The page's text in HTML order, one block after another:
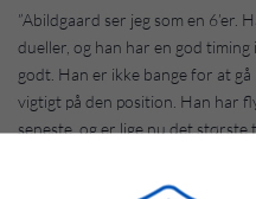
”Abildgaard ser jeg som en
dueller, og han har en god
godt. Han er ikke bange for at
vigtigt på den position. Han har
seneste, og er lige nu det
blive en 2. Divisionsspiller i